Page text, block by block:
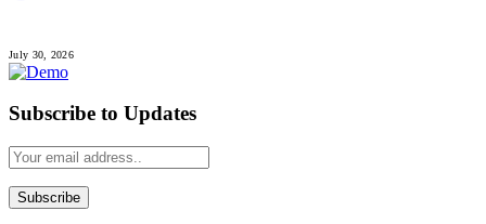
July 30, 2026
Subscribe to Updates